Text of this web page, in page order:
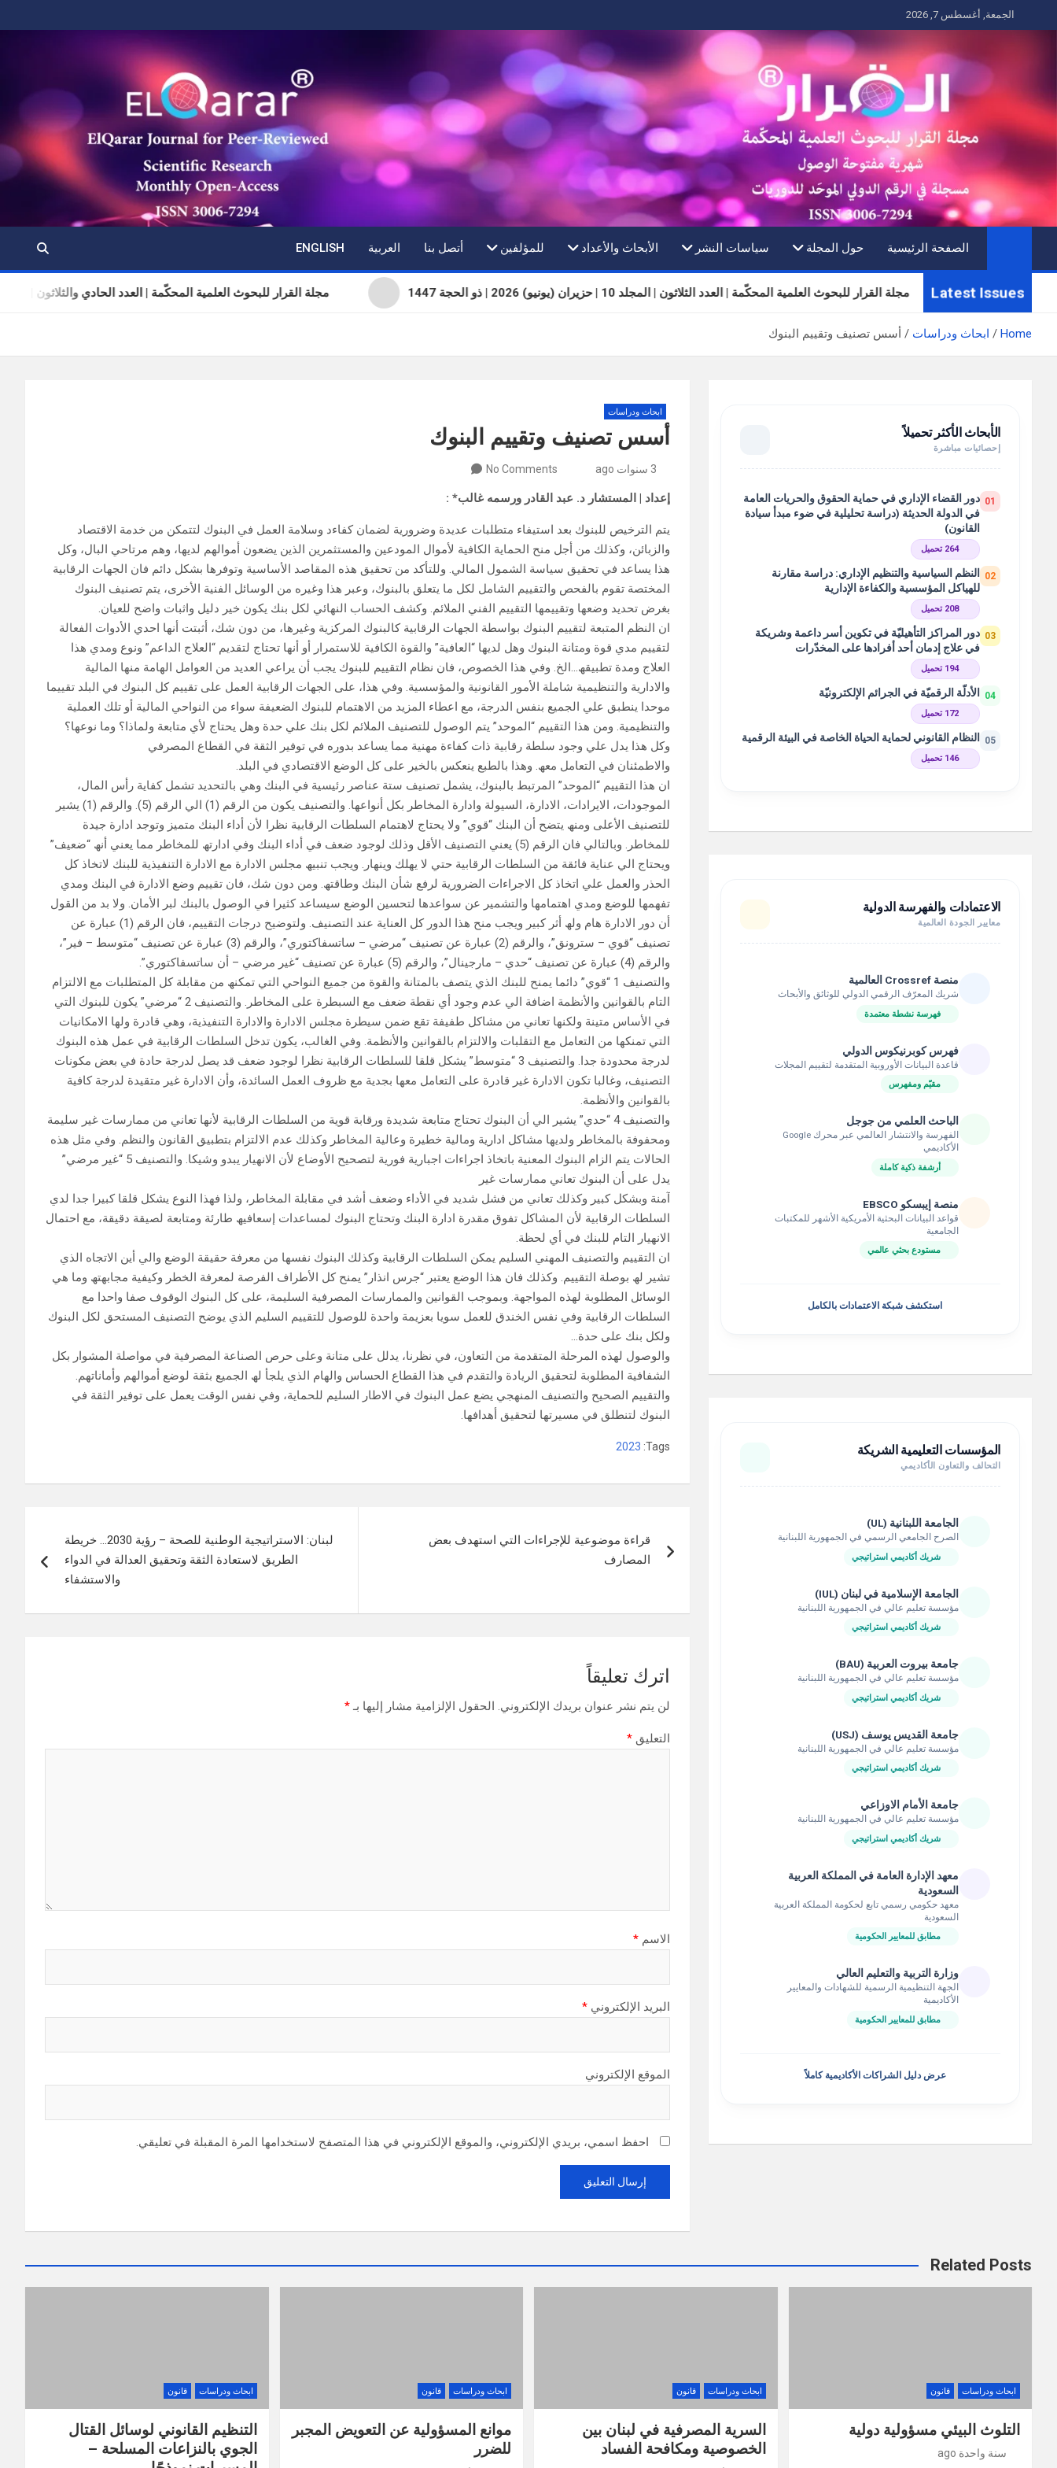
to
الجمعة, أغسطس 7, 2026
الصفحة الرئيسية حول المجلة سياسات النشر الأبحاث والأعداد للمؤلفين أتصل بنا العربية ENGLISH
Latest Issues مجلة القرار للبحوث العلمية المحكّمة | العدد الحادي والثلاثون | المجلد 11 | تموز مجلة القرار للبحوث العلمية المحكّمة | العدد الثلاثون | المجلد 10 | حزيران (يونيو) 2026 | ذو الحجة 1447
Home ابحاث ودراسات أسس تصنیف وتقییم البنوك
ابحاث ودراسات
أسس تصنیف وتقییم البنوك
3 سنوات ago No Comments
إعداد | المستشار د. عبد القادر ورسمه غالب* :
یتم الترخیص للبنوك بعد استیفاء متطلبات عدیدة وضروریة لضمان كفاءد وسلامة العمل في البنوك لتتمكن من خدمة الاقتصاد
والزبائن، وكذلك من أجل منح الحمایة الكافیة لأموال المودعین والمستثمرین الذین یضعون أموالھم لدیھا، وھم مرتاحي البال، وكل
ھذا یساعد في تحقیق سیاسة الشمول المالي. وللتأكد من تحقیق ھذه المقاصد الأساسیة وتوفرھا بشكل دائم فان الجھات الرقابیة
المختصة تقوم بالفحص والتقییم الشامل لكل ما یتعلق بالبنوك، وعبر ھذا وغیره من الوسائل الفنیة الأخرى، یتم تصنیف البنوك
بغرض تحدید وضعھا وتقییمھا التقییم الفني الملائم. وكشف الحساب النھائي لكل بنك یكون خیر دلیل واثبات واضح للعیان.
ان النظم المتبعة لتقییم البنوك بواسطة الجھات الرقابیة كالبنوك المركزیة وغیرھا، من دون شك، أثبتت أنھا احدي الأدوات الفعالة
لتقییم مدي قوة ومتانة البنوك وھل لدیھا “العافیة” والقوة الكافیة للاستمرار أو أنھا تحتاج لتقدیم “العلاج الداعم” ونوع ومدي ھذا
العلاج ومدة تطبیقھ…الخ. وفي ھذا الخصوص، فان نظام التقییم للبنوك یجب أن یراعي العدید من العوامل الھامة منھا المالیة
والاداریة والتنظیمیة شاملة الأمور القانونیة والمؤسسیة. وفي ھذا، على الجھات الرقابیة العمل على تقییم كل البنوك في البلد تقییما
موحدا ینطبق علي الجمیع بنفس الدرجة، مع اعطاء المزید من الاھتمام للبنوك الضعیفة سواء من النواحي المالیة أو تلك العملیة
والتنظیمیة. ومن ھذا التقییم “الموحد” یتم الوصول للتصنیف الملائم لكل بنك علي حدة وھل یحتاج لأي متابعة ولماذا؟ وما نوعھا؟
وكل ھذا یدل علي وجود سلطة رقابیة ذات كفاءة مھنیة مما یساعد بدوره في توفیر الثقة في القطاع المصرفي
والاطمئنان في التعامل معھ. وھذا بالطبع ینعكس بالخیر على كل الوضع الاقتصادي في البلد.
ان ھذا التقییم “الموحد” المرتبط بالبنوك، یشمل تصنیف ستة عناصر رئیسیة في البنك وھي بالتحدید تشمل كفایة رأس المال،
الموجودات، الایرادات، الادارة، السیولة وادارة المخاطر بكل أنواعھا. والتصنیف یكون من الرقم (1) الي الرقم (5). والرقم (1) یشیر
للتصنیف الأعلى ومنھ یتضح أن البنك “قوي” ولا یحتاج لاھتمام السلطات الرقابیة نظرا لأن أداء البنك متمیز وتوجد ادارة جیدة
للمخاطر. وبالتالي فان الرقم (5) یعني التصنیف الأقل وذلك لوجود ضعف في أداء البنك وفي ادارتھ للمخاطر مما یعني أنھ “ضعیف”
ویحتاج الي عنایة فائقة من السلطات الرقابیة حتي لا یھلك وینھار. ویجب تنبیھ مجلس الادارة مع الادارة التنفیذیة للبنك لاتخاذ كل
الحذر والعمل علي اتخاذ كل الاجراءات الضروریة لرفع شأن البنك وطاقتھ. ومن دون شك، فان تقییم وضع الادارة في البنك ومدي
تفھمھا للوضع ومدي اھتمامھا والتشمیر عن سواعدھا لتحسین الوضع سیساعد كثیرا في الوصول بالبنك لبر الأمان. ولا بد من القول
أن دور الادارة ھام ولھ أثر كبیر ویجب منح ھذا الدور كل العنایة عند التصنیف. ولتوضیح درجات التقییم، فان الرقم (1) عبارة عن
تصنیف “قوي – سترونق”، والرقم (2) عبارة عن تصنیف “مرضي – ساتسفاكتوري”، والرقم (3) عبارة عن تصنیف “متوسط – فیر”،
والرقم (4) عبارة عن تصنیف “حدي – مارجینال”، والرقم (5) عبارة عن تصنیف “غیر مرضي – أن ساتسفاكتوري”.
والتصنیف 1 “قوي” دائما یمنح للبنك الذي یتصف بالمتانة والقوة من جمیع النواحي التي تمكنھ من مقابلة كل المتطلبات مع الالتزام
التام بالقوانین والأنظمة اضافة الي عدم وجود أي نقطة ضعف مع السبطرة على المخاطر. والتصنیف 2 “مرضي” یكون للبنوك التي
في الأساس متینة ولكنھا تعاني من مشاكل طفیفة تقع ضمن سیطرة مجلس الادارة والادارة التنفیذیة، وھي قادرة ولھا الامكانیات
التي تمنكھا من التعامل مع التقلبات والالتزام بالقوانین والأنظمة. وفي الغالب، یكون تدخل السلطات الرقابیة في عمل ھذه البنوك
لدرجة محدودة جدا. والتصنیف 3 “متوسط” یشكل قلقا للسلطات الرقابیة نظرا لوجود ضعف قد یصل لدرجة حادة في بعض مكونات
التصنیف، وغالبا تكون الادارة غیر قادرة على التعامل معھا بجدیة مع ظروف العمل السائدة، وأن الادارة غیر متقیدة لدرجة كافیة
بالقوانین والأنظمة.
والتصنیف 4 “حدي” یشیر الي أن البنوك تحتاج متابعة شدیدة ورقابة قویة من السلطات الرقابیة لأنھا تعاني من ممارسات غیر سلیمة
ومحفوفة بالمخاطر ولدیھا مشاكل اداریة ومالیة خطیرة وعالیة المخاطر وكذلك عدم الالتزام بتطبیق القانون والنظم. وفي مثل ھذه
الحالات یتم الزام البنوك المعنیة باتخاذ اجراءات اجباریة فوریة لتصحیح الأوضاع لأن الانھیار یبدو وشیكا. والتصنیف 5 “غیر مرضي”
یدل على أن البنوك تعاني ممارسات غیر
آمنة وبشكل كبیر وكذلك تعاني من فشل شدید في الأداء وضعف أشد في مقابلة المخاطر، ولذا فھذا النوع یشكل قلقا كبیرا جدا لدي
السلطات الرقابیة لأن المشاكل تفوق مقدرة ادارة البنك وتحتاج البنوك لمساعدات إسعافیھ طارئة ومتابعة لصیقة دقیقة، مع احتمال
الانھیار التام للبنك في أي لحظة.
ان التقییم والتصنیف المھني السلیم یمكن السلطات الرقابیة وكذلك البنوك نفسھا من معرفة حقیقة الوضع والي أین الاتجاه الذي
تشیر لھ بوصلة التقییم. وكذلك فان ھذا الوضع یعتبر “جرس انذار” یمنح كل الأطراف الفرصة لمعرفة الخطر وكیفیة مجابھتھ وما ھي
الوسائل المطلوبة لھذه المواجھة. وبموجب القوانین والممارسات المصرفیة السلیمة، على كل البنوك الوقوف صفا واحدا مع
السلطات الرقابیة وفي نفس الخندق للعمل سویا بعزیمة واحدة للوصول للتقییم السلیم الذي یوضح التصنیف المستحق لكل البنوك
ولكل بنك على حدة…
والوصول لھذه المرحلة المتقدمة من التعاون، في نظرنا، یدلل على متانة وعلى حرص الصناعة المصرفیة في مواصلة المشوار بكل
الشفافیة المطلوبة لتحقیق الریادة والتقدم في ھذا القطاع الحساس والھام الذي یلجأ لھ الجمیع بثقة لوضع أموالھم وأماناتھم.
والتقییم الصحیح والتصنیف المنھجي یضع عمل البنوك في الاطار السلیم للحمایة، وفي نفس الوقت یعمل على توفیر الثقة في
البنوك لتنطلق في مسیرتھا لتحقیق أھدافھا.
Tags:
2023
المقالات
قراءة موضوعية للإجراءات التي استهدف بعض
المصارف
لبنان: الاستراتيجية الوطنية للصحة – رؤية 2030… خريطة
الطريق لاستعادة الثقة وتحقيق العدالة في الدواء
والاستشفاء
اترك تعليقاً
لن يتم نشر عنوان بريدك الإلكتروني. الحقول الإلزامية مشار إليها بـ*
التعليق *
الاسم *
البريد الإلكتروني *
الموقع الإلكتروني
احفظ اسمي، بريدي الإلكتروني، والموقع الإلكتروني في هذا المتصفح لاستخدامها المرة المقبلة في تعليقي.
الأبحاث الأكثر تحميلاً
إحصائيات مباشرة
01 دور القضاء الإداري في حماية الحقوق والحريات العامة
في الدولة الحديثة (دراسة تحليلية في ضوء مبدأ سيادة
القانون)
264 تحميل
02
النظم السياسية والتنظيم الإداري: دراسة مقارنة
للهياكل المؤسسية والكفاءة الإدارية
208 تحميل
03 دور المراكز التأهيليّة في تكوين أسر داعمة وشريكة
في علاج إدمان أحد أفرادها على المخدّرات
194 تحميل
04 الأدلّة الرقميّة في الجرائم الإلكترونيّة
172 تحميل
05 النظام القانوني لحماية الحياة الخاصة في البيئة الرقمية
146 تحميل
الاعتمادات والفهرسة الدولية
معايير الجودة العالمية
منصة Crossref العالمية
شريك المعرّف الرقمي الدولي للوثائق والأبحاث
فهرسة نشطة معتمدة
فهرس كوبرنيكوس الدولي
قاعدة البيانات الأوروبية المتقدمة لتقييم المجلات
مقيّم ومفهرس
الباحث العلمي من جوجل
الفهرسة والانتشار العالمي عبر محرك Google
الأكاديمي
أرشفة ذكية كاملة
منصة إيبسكو EBSCO
قواعد البيانات البحثية الأمريكية الأشهر للمكتبات
الجامعية
مستودع بحثي عالمي
استكشف شبكة الاعتمادات بالكامل
المؤسسات التعليمية الشريكة
التحالف والتعاون الأكاديمي
الجامعة اللبنانية (UL)
الصرح الجامعي الرسمي في الجمهورية اللبنانية
شريك أكاديمي استراتيجي
الجامعة الإسلامية في لبنان (IUL)
مؤسسة تعليم عالي في الجمهورية اللبنانية
شريك أكاديمي استراتيجي
جامعة بيروت العربية (BAU)
مؤسسة تعليم عالي في الجمهورية اللبنانية
شريك أكاديمي استراتيجي
جامعة القديس يوسف (USJ)
مؤسسة تعليم عالي في الجمهورية اللبنانية
شريك أكاديمي استراتيجي
جامعة الأمام الاوزاعي
مؤسسة تعليم عالي في الجمهورية اللبنانية
شريك أكاديمي استراتيجي
معهد الإدارة العامة في المملكة العربية
السعودية
معهد حكومي رسمي تابع لحكومة المملكة العربية
السعودية
مطابق للمعايير الحكومية
وزارة التربية والتعليم العالي
الجهة التنظيمية الرسمية للشهادات والمعايير
الأكاديمية
مطابق للمعايير الحكومية
عرض دليل الشراكات الأكاديمية كاملاً
Related Posts
ابحاث ودراسات قانون
التلوث البيئي مسؤولية دولية
سنة واحدة ago
ابحاث ودراسات قانون
السرية المصرفية في لبنان بين
الخصوصية ومكافحة الفساد
ابحاث ودراسات قانون
موانع المسؤولية عن التعويض المجبر
للضرر
ابحاث ودراسات قانون
التنظيم القانوني لوسائل القتال
الجوي بالنزاعات المسلحة –